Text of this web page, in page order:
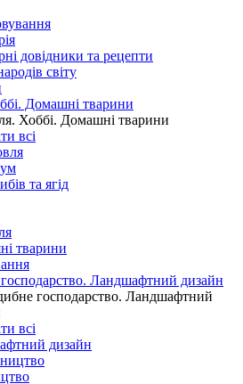
довідники та рецепти
світу
Домашні тварини
Хоббі. Домашні тварини
всі
та ягід
тварини
Ландшафтний дизайн
господарство. Ландшафтний
всі
дизайн